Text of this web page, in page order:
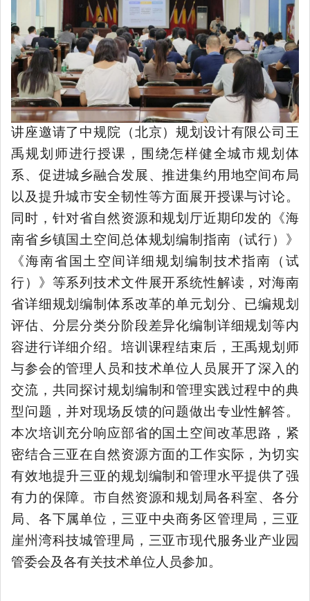
讲座邀请了中规院（北京）规划设计有限公司王
禹规划师进行授课，围绕怎样健全城市规划体
系、促进城乡融合发展、推进集约用地空间布局
以及提升城市安全韧性等方面展开授课与讨论。
同时，针对省自然资源和规划厅近期印发的《海
南省乡镇国土空间总体规划编制指南（试行）》
《海南省国土空间详细规划编制技术指南（试
行）》等系列技术文件展开系统性解读，对海南
省详细规划编制体系改革的单元划分、已编规划
评估、分层分类分阶段差异化编制详细规划等内
容进行详细介绍。培训课程结束后，王禹规划师
与参会的管理人员和技术单位人员展开了深入的
交流，共同探讨规划编制和管理实践过程中的典
型问题，并对现场反馈的问题做出专业性解答。
本次培训充分响应部省的国土空间改革思路，紧
密结合三亚在自然资源方面的工作实际，为切实
有效地提升三亚的规划编制和管理水平提供了强
有力的保障。市自然资源和规划局各科室、各分
局、各下属单位，三亚中央商务区管理局，三亚
崖州湾科技城管理局，三亚市现代服务业产业园
管委会及各有关技术单位人员参加。